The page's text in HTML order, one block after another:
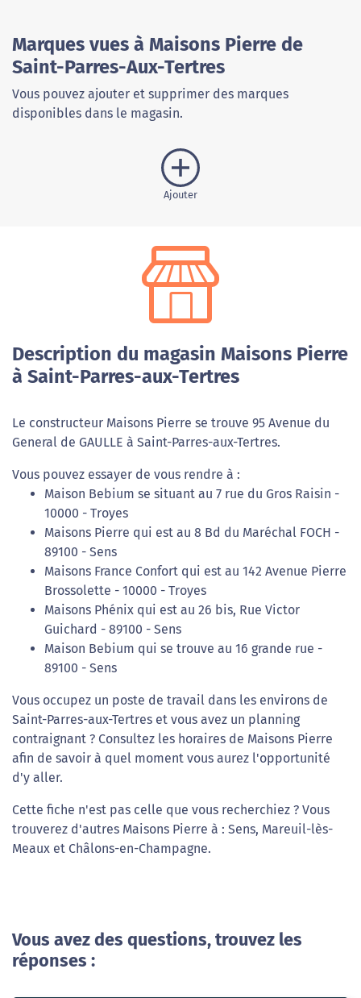
Marques vues à Maisons Pierre de
Saint-Parres-Aux-Tertres
Vous pouvez ajouter et supprimer des marques
disponibles dans le magasin.
Ajouter
Description du magasin Maisons Pierre
à Saint-Parres-aux-Tertres
Le constructeur Maisons Pierre se trouve 95 Avenue du
General de GAULLE à Saint-Parres-aux-Tertres.
Vous pouvez essayer de vous rendre à :
Maison Bebium se situant au 7 rue du Gros Raisin -
10000 - Troyes
Maisons Pierre qui est au 8 Bd du Maréchal FOCH -
89100 - Sens
Maisons France Confort qui est au 142 Avenue Pierre
Brossolette - 10000 - Troyes
Maisons Phénix qui est au 26 bis, Rue Victor
Guichard - 89100 - Sens
Maison Bebium qui se trouve au 16 grande rue -
89100 - Sens
Vous occupez un poste de travail dans les environs de
Saint-Parres-aux-Tertres et vous avez un planning
contraignant ? Consultez les horaires de Maisons Pierre
afin de savoir à quel moment vous aurez l'opportunité
d'y aller.
Cette fiche n'est pas celle que vous recherchiez ? Vous
trouverez d'autres Maisons Pierre à : Sens, Mareuil-lès-
Meaux et Châlons-en-Champagne.
Vous avez des questions, trouvez les
réponses :